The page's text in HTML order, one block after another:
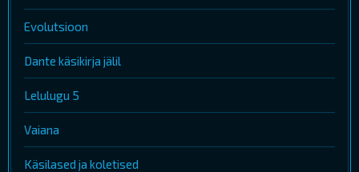
Evolutsioon
Dante käsikirja jälil
Lelulugu 5
Vaiana
Käsilased ja koletised